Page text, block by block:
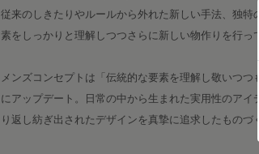
従来のしきたりやルールから外れた新しい手法、独特
素をしっかりと理解しつつさらに新しい物作りを行っ
メンズコンセプトは「伝統的な要素を理解し敬いつ
にアップデート。日常の中から生まれた実用性のアイ
り返し紡ぎ出されたデザインを真摯に追求したものづ